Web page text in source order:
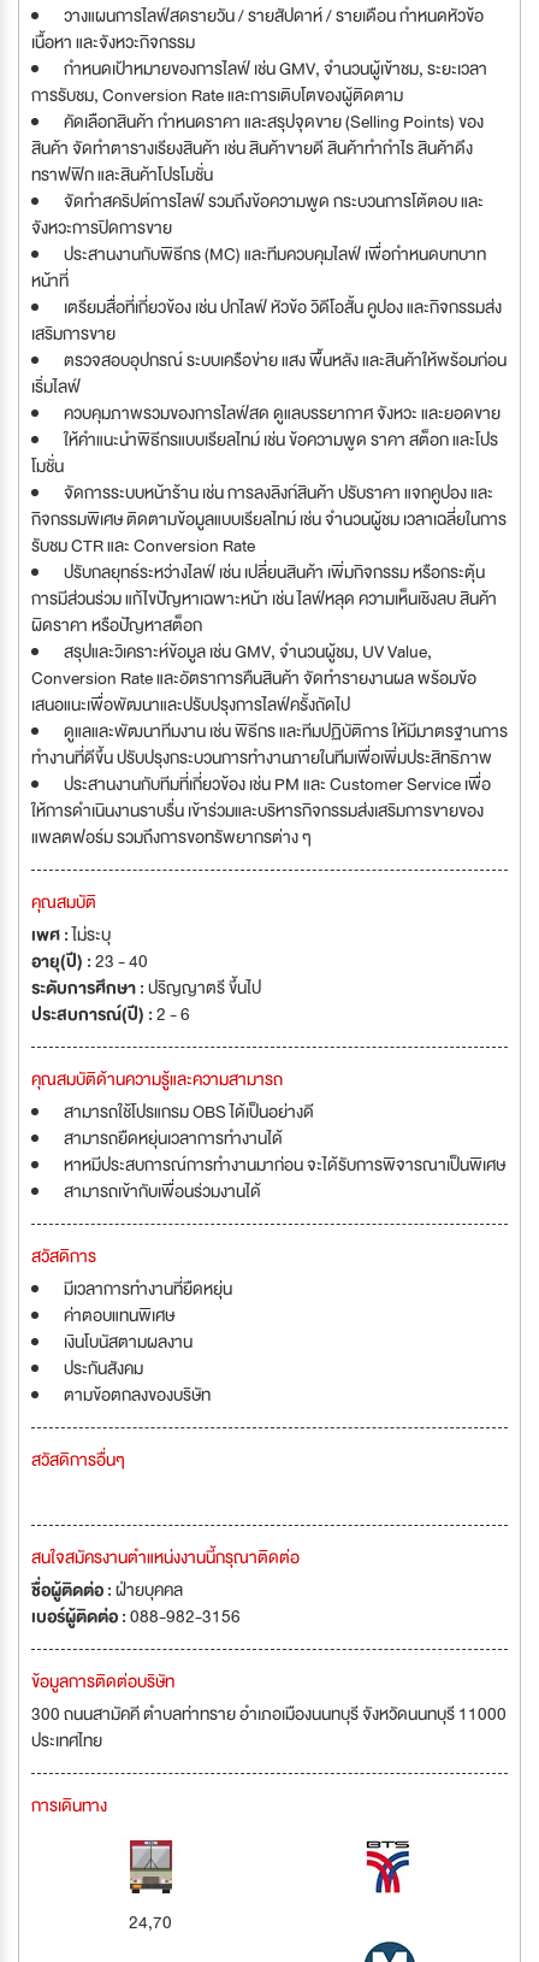
วางแผนการไลฟ์สดรายวัน / รายสัปดาห์ / รายเดือน กำหนดหัวข้อ
เนื้อหา และจังหวะกิจกรรม
กำหนดเป้าหมายของการไลฟ์ เช่น GMV, จำนวนผู้เข้าชม, ระยะเวลา
การรับชม, Conversion Rate และการเติบโตของผู้ติดตาม
คัดเลือกสินค้า กำหนดราคา และสรุปจุดขาย (Selling Points) ของ
สินค้า จัดทำตารางเรียงสินค้า เช่น สินค้าขายดี สินค้าทำกำไร สินค้าดึง
ทราฟฟิก และสินค้าโปรโมชั่น
จัดทำสคริปต์การไลฟ์ รวมถึงข้อความพูด กระบวนการโต้ตอบ และ
จังหวะการปิดการขาย
ประสานงานกับพิธีกร (MC) และทีมควบคุมไลฟ์ เพื่อกำหนดบทบาท
หน้าที่
เตรียมสื่อที่เกี่ยวข้อง เช่น ปกไลฟ์ หัวข้อ วิดีโอสั้น คูปอง และกิจกรรมส่ง
เสริมการขาย
ตรวจสอบอุปกรณ์ ระบบเครือข่าย แสง พื้นหลัง และสินค้าให้พร้อมก่อน
เริ่มไลฟ์
ควบคุมภาพรวมของการไลฟ์สด ดูแลบรรยากาศ จังหวะ และยอดขาย
ให้คำแนะนำพิธีกรแบบเรียลไทม์ เช่น ข้อความพูด ราคา สต็อก และโปร
โมชั่น
จัดการระบบหน้าร้าน เช่น การลงลิงก์สินค้า ปรับราคา แจกคูปอง และ
กิจกรรมพิเศษ ติดตามข้อมูลแบบเรียลไทม์ เช่น จำนวนผู้ชม เวลาเฉลี่ยในการ
รับชม CTR และ Conversion Rate
ปรับกลยุทธ์ระหว่างไลฟ์ เช่น เปลี่ยนสินค้า เพิ่มกิจกรรม หรือกระตุ้น
การมีส่วนร่วม แก้ไขปัญหาเฉพาะหน้า เช่น ไลฟ์หลุด ความเห็นเชิงลบ สินค้า
ผิดราคา หรือปัญหาสต็อก
สรุปและวิเคราะห์ข้อมูล เช่น GMV, จำนวนผู้ชม, UV Value,
Conversion Rate และอัตราการคืนสินค้า จัดทำรายงานผล พร้อมข้อ
เสนอแนะเพื่อพัฒนาและปรับปรุงการไลฟ์ครั้งถัดไป
ดูแลและพัฒนาทีมงาน เช่น พิธีกร และทีมปฏิบัติการ ให้มีมาตรฐานการ
ทำงานที่ดีขึ้น ปรับปรุงกระบวนการทำงานภายในทีมเพื่อเพิ่มประสิทธิภาพ
ประสานงานกับทีมที่เกี่ยวข้อง เช่น PM และ Customer Service เพื่อ
ให้การดำเนินงานราบรื่น เข้าร่วมและบริหารกิจกรรมส่งเสริมการขายของ
แพลตฟอร์ม รวมถึงการขอทรัพยากรต่าง ๆ
คุณสมบัติ
เพศ :ไม่ระบุ
อายุ(ปี) :23 - 40
ระดับการศึกษา :ปริญญาตรี ขึ้นไป
ประสบการณ์(ปี) :2 - 6
คุณสมบัติด้านความรู้และความสามารถ
สามารถใช้โปรแกรม OBS ได้เป็นอย่างดี
สามารถยืดหยุ่นเวลาการทำงานได้
หาหมีประสบการณ์การทำงานมาก่อน จะได้รับการพิจารณาเป็นพิเศษ
สามารถเข้ากับเพื่อนร่วมงานได้
สวัสดิการ
มีเวลาการทำงานที่ยืดหยุ่น
ค่าตอบแทนพิเศษ
เงินโบนัสตามผลงาน
ประกันสังคม
ตามข้อตกลงของบริษัท
สวัสดิการอื่นๆ
สนใจสมัครงานตำแหน่งงานนี้กรุณาติดต่อ
ชื่อผู้ติดต่อ :ฝ่ายบุคคล
เบอร์ผู้ติดต่อ :088-982-3156
ข้อมูลการติดต่อบริษัท
300 ถนนสามัคคี ตำบลท่าทราย อำเภอเมืองนนทบุรี จังหวัดนนทบุรี 11000
ประเทศไทย
การเดินทาง
24,70